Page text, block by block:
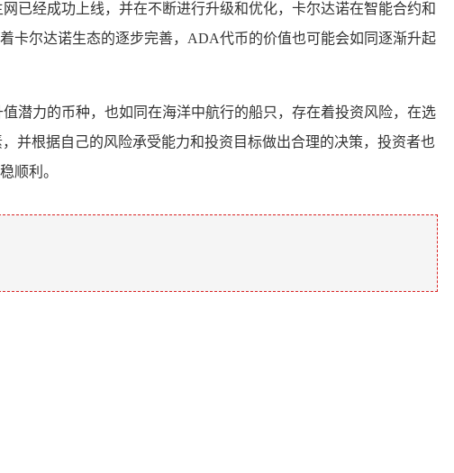
已经成功上线，并在不断进行升级和优化，卡尔达诺在智能合约和
卡尔达诺生态的逐步完善，ADA代币的价值也可能会如同逐渐升起
潜力的币种，也如同在海洋中航行的船只，存在着投资风险，在选
并根据自己的风险承受能力和投资目标做出合理的决策，投资者也
顺利。